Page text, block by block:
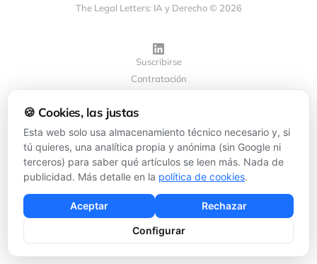
The Legal Letters: IA y Derecho © 2026
Suscribirse
Contratación
Configurar cookies
Powered byGhost
🍪 Cookies, las justas
Esta web solo usa almacenamiento técnico necesario y, si
tú quieres, una analítica propia y anónima (sin Google ni
terceros) para saber qué artículos se leen más. Nada de
publicidad. Más detalle en la política de cookies.
Aceptar Rechazar
Configurar